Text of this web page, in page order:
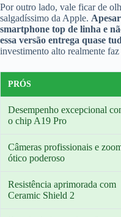
Por outro lado, vale ficar de
salgadíssimo da Apple.
smartphone top de linha e
essa versão entrega quase
investimento alto realmente
PRÓS
Desempenho excepcional
o chip A19 Pro
Câmeras profissionais e
ótico poderoso
Resistência aprimorada com
Ceramic Shield 2